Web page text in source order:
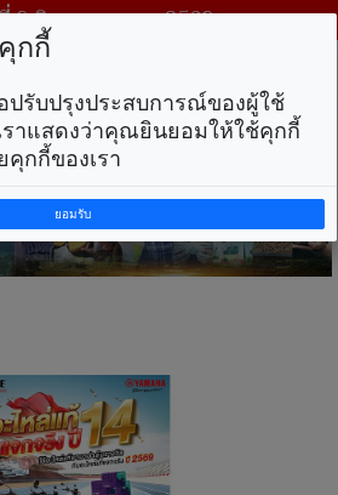
8 สิงหาคม พ.ศ. 2569
กกี้
ปรับปรุงประสบการณ์ของผู้ใช้
ราแสดงว่าคุณยินยอมให้ใช้คุกกี้
กกี้ของเรา
ยอมรับ